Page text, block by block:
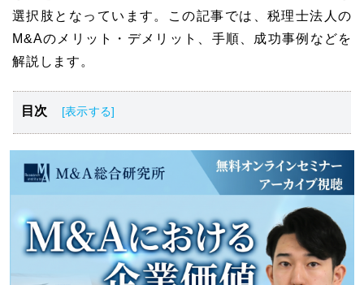
選択肢となっています。この記事では、税理士法人の
M&Aのメリット・デメリット、手順、成功事例などを
解説します。
目次
税理士法人の概要とM&Aの現状
M&Aにおけるデューデリジェンスの重要性
税理士法人M&Aの手順
税理士法人M&Aの成約事例
税理士法人のM&A・会社売却の成功事例